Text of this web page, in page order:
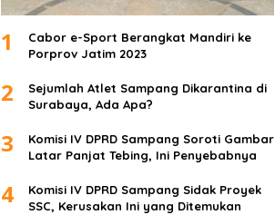
1
Cabor e-Sport Berangkat Mandiri ke
Porprov Jatim 2023
2
Sejumlah Atlet Sampang Dikarantina di
Surabaya, Ada Apa?
3
Komisi IV DPRD Sampang Soroti Gambar
Latar Panjat Tebing, Ini Penyebabnya
4
Komisi IV DPRD Sampang Sidak Proyek
SSC, Kerusakan Ini yang Ditemukan